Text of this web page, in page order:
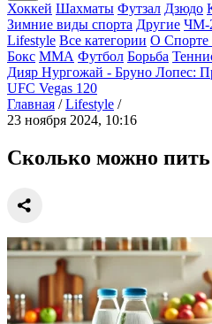
Хоккей Шахматы Футзал Дзюдо
Зимние виды спорта Другие ЧМ-
Lifestyle Все категории О Спорте
Бокс ММА Футбол Борьба
Дияр Нургожай - Бруно Лопес:
UFC Vegas 120
Главная / Lifestyle /
23 ноября 2024, 10:16
Сколько можно пить